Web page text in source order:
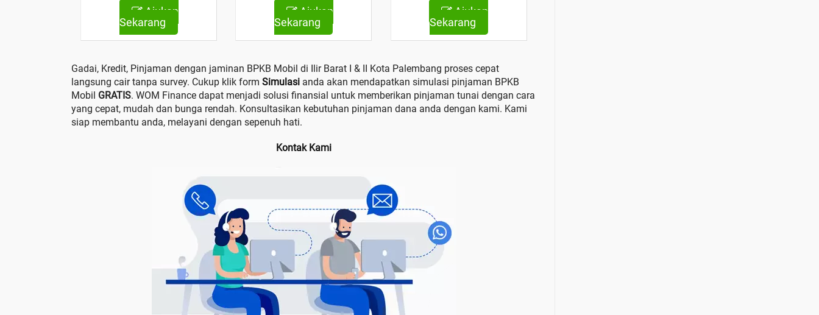
Ajukan
Sekarang
Ajukan
Sekarang
Ajukan
Sekarang
Gadai, Kredit, Pinjaman dengan jaminan BPKB Mobil di Ilir Barat I & II Kota Palembang proses cepat
langsung cair tanpa survey. Cukup klik form Simulasi anda akan mendapatkan simulasi pinjaman BPKB
Mobil GRATIS. WOM Finance dapat menjadi solusi finansial untuk memberikan pinjaman tunai dengan cara
yang cepat, mudah dan bunga rendah. Konsultasikan kebutuhan pinjaman dana anda dengan kami. Kami
siap membantu anda, melayani dengan sepenuh hati.
Kontak Kami